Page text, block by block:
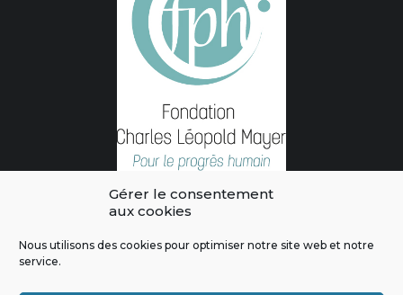
Gérer le consentement
aux cookies
Nous utilisons des cookies pour optimiser notre site web et notre
service.
L'intégralité des contenus de ce site sont publiés sous licence